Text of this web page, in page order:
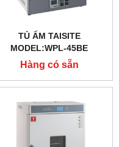
TỦ ẤM TAISITE
MODEL:WPL-45BE
Hàng có sẵn